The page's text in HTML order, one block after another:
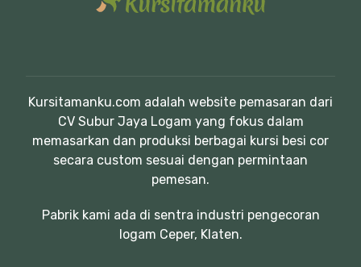
Kursitamanku.com adalah website pemasaran dari
CV Subur Jaya Logam yang fokus dalam
memasarkan dan produksi berbagai kursi besi cor
secara custom sesuai dengan permintaan
pemesan.
Pabrik kami ada di sentra industri pengecoran
logam Ceper, Klaten.